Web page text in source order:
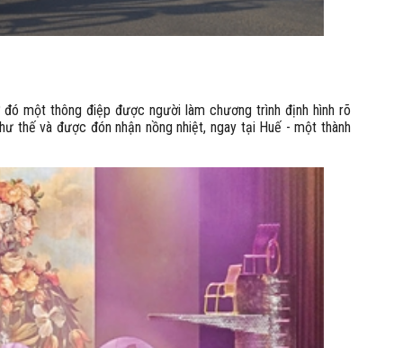
một thông điệp được người làm chương trình định hình rõ
thế và được đón nhận nồng nhiệt, ngay tại Huế - một thành